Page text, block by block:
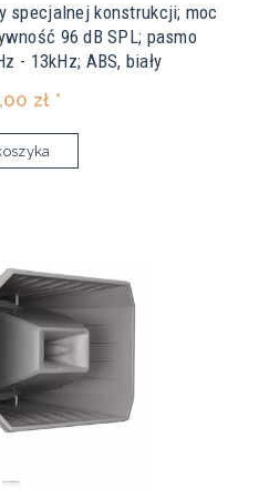
specjalnej konstrukcji; moc
96 dB SPL; pasmo
- 13kHz; ABS, biały
zł *